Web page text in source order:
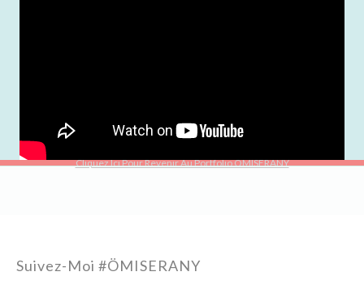
Cliquez Ici Pour Revenir Au Portfolio ÖMISERANY
Suivez-Moi #ÖMISERANY